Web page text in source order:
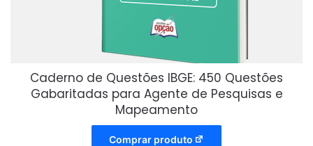
Caderno de Questões IBGE: 450 Questões
Gabaritadas para Agente de Pesquisas e
Mapeamento
Comprar produto